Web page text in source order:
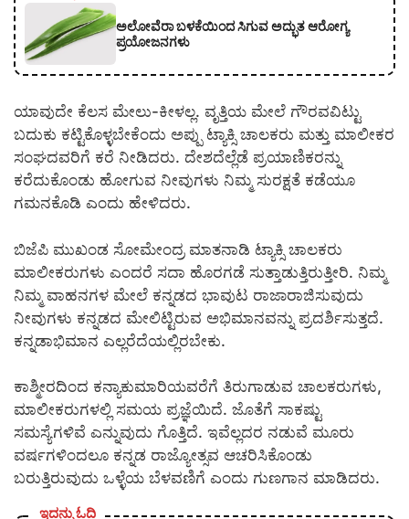
ಅಲೋವೆರಾ ಬಳಕೆಯಿಂದ ಸಿಗುವ ಅದ್ಭುತ ಆರೋಗ್ಯ
ಪ್ರಯೋಜನಗಳು
ಯಾವುದೇ ಕೆಲಸ ಮೇಲು-ಕೀಳಲ್ಲ. ವೃತ್ತಿಯ ಮೇಲೆ ಗೌರವವಿಟ್ಟು
ಬದುಕು ಕಟ್ಟಿಕೊಳ್ಳಬೇಕೆಂದು ಅಪ್ಪು ಟ್ಯಾಕ್ಸಿ ಚಾಲಕರು ಮತ್ತು ಮಾಲೀಕರ
ಸಂಘದವರಿಗೆ ಕರೆ ನೀಡಿದರು. ದೇಶದೆಲ್ಲೆಡೆ ಪ್ರಯಾಣಿಕರನ್ನು
ಕರೆದುಕೊಂಡು ಹೋಗುವ ನೀವುಗಳು ನಿಮ್ಮ ಸುರಕ್ಷತೆ ಕಡೆಯೂ
ಗಮನಕೊಡಿ ಎಂದು ಹೇಳಿದರು.
ಬಿಜೆಪಿ ಮುಖಂಡ ಸೋಮೇಂದ್ರ ಮಾತನಾಡಿ ಟ್ಯಾಕ್ಸಿ ಚಾಲಕರು
ಮಾಲೀಕರುಗಳು ಎಂದರೆ ಸದಾ ಹೊರಗಡೆ ಸುತ್ತಾಡುತ್ತಿರುತ್ತೀರಿ. ನಿಮ್ಮ
ನಿಮ್ಮ ವಾಹನಗಳ ಮೇಲೆ ಕನ್ನಡದ ಭಾವುಟ ರಾಜಾರಾಜಿಸುವುದು
ನೀವುಗಳು ಕನ್ನಡದ ಮೇಲಿಟ್ಟಿರುವ ಅಭಿಮಾನವನ್ನು ಪ್ರದರ್ಶಿಸುತ್ತದೆ.
ಕನ್ನಡಾಭಿಮಾನ ಎಲ್ಲರೆದೆಯಲ್ಲಿರಬೇಕು.
ಕಾಶ್ಮೀರದಿಂದ ಕನ್ಯಾಕುಮಾರಿಯವರೆಗೆ ತಿರುಗಾಡುವ ಚಾಲಕರುಗಳು,
ಮಾಲೀಕರುಗಳಲ್ಲಿ ಸಮಯ ಪ್ರಜ್ಞೆಯಿದೆ. ಜೊತೆಗೆ ಸಾಕಷ್ಟು
ಸಮಸ್ಯೆಗಳಿವೆ ಎನ್ನುವುದು ಗೊತ್ತಿದೆ. ಇವೆಲ್ಲದರ ನಡುವೆ ಮೂರು
ವರ್ಷಗಳಿಂದಲೂ ಕನ್ನಡ ರಾಜ್ಯೋತ್ಸವ ಆಚರಿಸಿಕೊಂಡು
ಬರುತ್ತಿರುವುದು ಒಳ್ಳೆಯ ಬೆಳವಣಿಗೆ ಎಂದು ಗುಣಗಾನ ಮಾಡಿದರು.
ಇದನ್ನು ಓದಿ